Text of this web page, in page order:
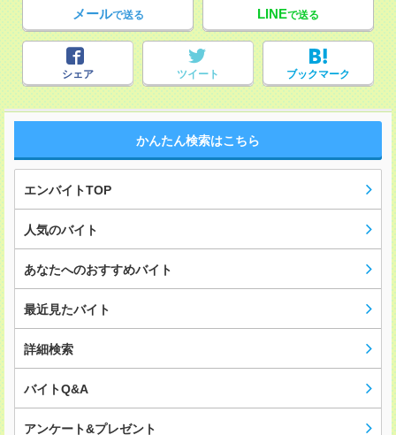
メールで送る LINEで送る
シェア ツイート ブックマーク
かんたん検索はこちら
エンバイトTOP
人気のバイト
あなたへのおすすめバイト
最近見たバイト
詳細検索
バイトQ&A
アンケート&プレゼント